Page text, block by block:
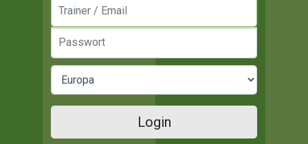
Login